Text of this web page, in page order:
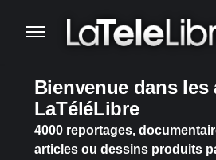
Bienvenue dans les
LaTéléLibre
4000 reportages,
articles ou dessins produits